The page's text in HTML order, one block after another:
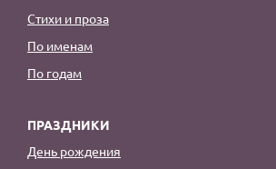
Стихи и проза
По именам
По годам
ПРАЗДНИКИ
День рождения